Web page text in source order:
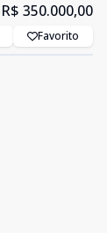
R$ 350.000,00
Favorito